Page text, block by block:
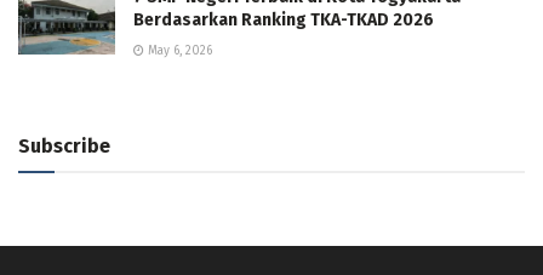
Berdasarkan Ranking TKA-TKAD 2026
May 6, 2026
Subscribe